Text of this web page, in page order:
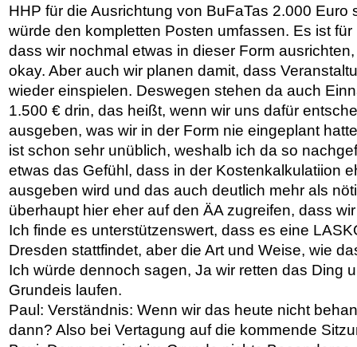
HHP für die Ausrichtung von BuFaTas 2.000 Euro
würde den kompletten Posten umfassen. Es ist
dass wir nochmal etwas in dieser Form
okay. Aber auch wir planen damit, dass
wieder einspielen. Deswegen stehen da auch
1.500 € drin, das heißt, wenn wir uns dafür
ausgeben, was wir in der Form nie eingeplant
ist schon sehr unüblich, weshalb ich da so
etwas das Gefühl, dass in der Kostenkalkulatiion
ausgeben wird und das auch deutlich mehr als
überhaupt hier eher auf den ÄA zugreifen, dass
Ich finde es unterstützenswert, dass es eine
Dresden stattfindet, aber die Art und Weise, wie
Ich würde dennoch sagen, Ja wir retten das Ding
Grundeis laufen.
Paul: Verständnis: Wenn wir das heute nicht
dann? Also bei Vertagung auf die kommende